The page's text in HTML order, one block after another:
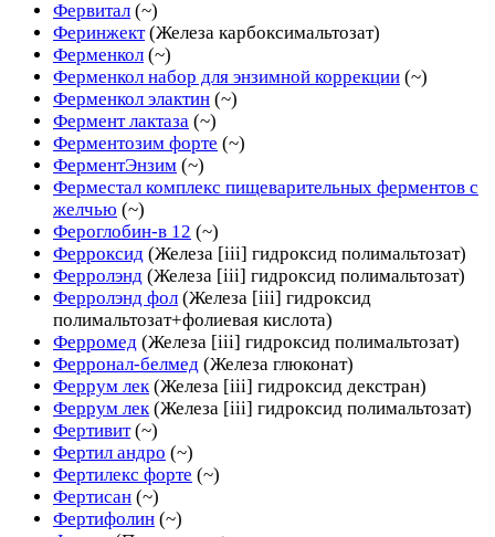
Фервитал (~)
Феринжект (Железа карбоксимальтозат)
Ферменкол (~)
Ферменкол набор для энзимной коррекции (~)
Ферменкол элактин (~)
Фермент лактаза (~)
Ферментозим форте (~)
ФерментЭнзим (~)
Ферместал комплекс пищеварительных ферментов с
желчью (~)
Фероглобин-в 12 (~)
Ферроксид (Железа [iii] гидроксид полимальтозат)
Ферролэнд (Железа [iii] гидроксид полимальтозат)
Ферролэнд фол (Железа [iii] гидроксид
полимальтозат+фолиевая кислота)
Ферромед (Железа [iii] гидроксид полимальтозат)
Ферронал-белмед (Железа глюконат)
Феррум лек (Железа [iii] гидроксид декстран)
Феррум лек (Железа [iii] гидроксид полимальтозат)
Фертивит (~)
Фертил андро (~)
Фертилекс форте (~)
Фертисан (~)
Фертифолин (~)